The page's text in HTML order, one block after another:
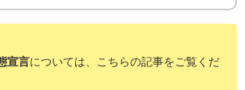
宣言については、こちらの記事をご覧くだ